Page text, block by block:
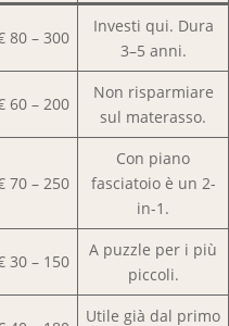
80 – 300
Investi qui. Dura
3–5 anni.
60 – 200
Non risparmiare
sul materasso.
70 – 250
Con piano
fasciatoio è un 2-
in-1.
30 – 150
A puzzle per i più
piccoli.
Utile già dal primo